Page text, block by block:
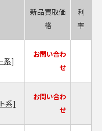
新品買取価
格
利
率
系]
お問い合わ
せ
系]
お問い合わ
せ